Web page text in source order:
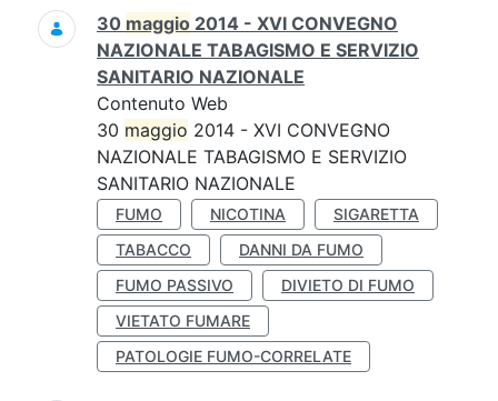
30 maggio 2014 - XVI CONVEGNO
NAZIONALE TABAGISMO E SERVIZIO
SANITARIO NAZIONALE
Contenuto Web
30 maggio 2014 - XVI CONVEGNO
NAZIONALE TABAGISMO E SERVIZIO
SANITARIO NAZIONALE
FUMO NICOTINA
SIGARETTA
TABACCO
DANNI DA FUMO
FUMO PASSIVO
DIVIETO DI FUMO
VIETATO FUMARE
PATOLOGIE FUMO-CORRELATE